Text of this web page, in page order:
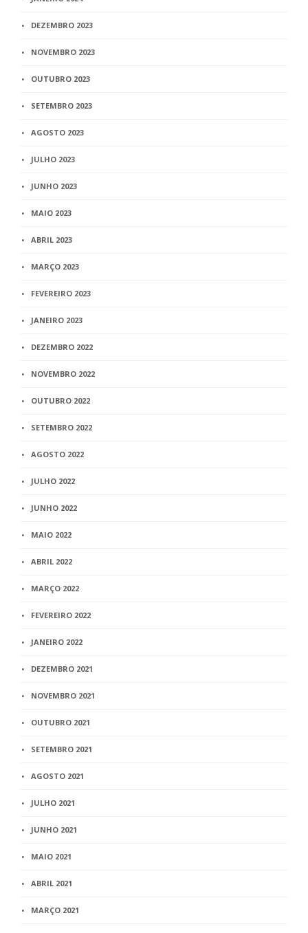
DEZEMBRO 2023
NOVEMBRO 2023
OUTUBRO 2023
SETEMBRO 2023
AGOSTO 2023
JULHO 2023
JUNHO 2023
MAIO 2023
ABRIL 2023
MARÇO 2023
FEVEREIRO 2023
JANEIRO 2023
DEZEMBRO 2022
NOVEMBRO 2022
OUTUBRO 2022
SETEMBRO 2022
AGOSTO 2022
JULHO 2022
JUNHO 2022
MAIO 2022
ABRIL 2022
MARÇO 2022
FEVEREIRO 2022
JANEIRO 2022
DEZEMBRO 2021
NOVEMBRO 2021
OUTUBRO 2021
SETEMBRO 2021
AGOSTO 2021
JULHO 2021
JUNHO 2021
MAIO 2021
ABRIL 2021
MARÇO 2021